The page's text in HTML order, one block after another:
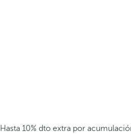
Hasta 10% dto extra por